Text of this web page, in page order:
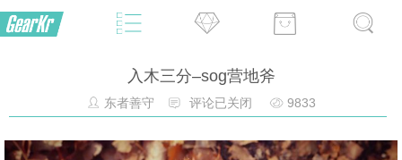
入木三分–sog营地斧
东者善守 评论已关闭 9833